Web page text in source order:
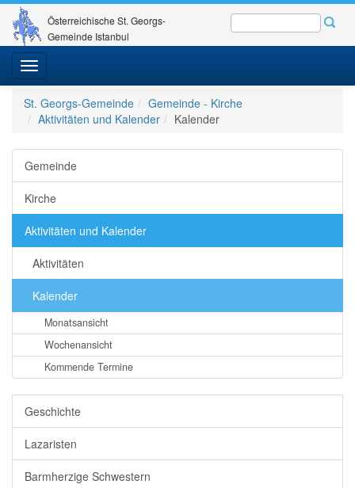
Österreichische St. Georgs-
Gemeinde Istanbul
Toggle
navigation
St. Georgs-Gemeinde
Gemeinde - Kirche
Aktivitäten und Kalender
Kalender
Gemeinde
Kirche
Aktivitäten und Kalender
Aktivitäten
Kalender
Monatsansicht
Wochenansicht
Kommende Termine
Geschichte
Lazaristen
Barmherzige Schwestern